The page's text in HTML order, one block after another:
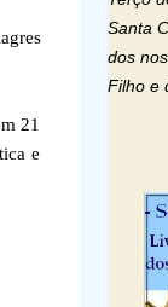
21
e
Santa
dos
Filho e
o
Deus,